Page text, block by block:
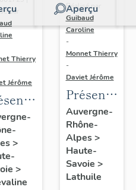
par
Thierry
Jérôme
>
>
Aperçu
Réalisé par
Guibaud
Caroline
-
Monnet Thierry
-
Daviet Jérôme
de la
commune
de
Lathuile
Auvergne-
Rhône-
Alpes>
Haute-
Savoie >
Lathuile